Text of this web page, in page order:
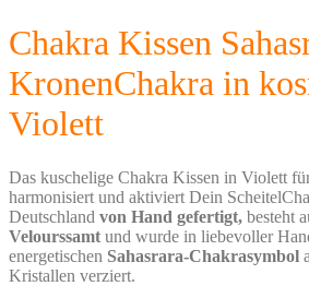
Chakra Kissen
KronenChakra in
Violett
Das kuschelige Chakra Kissen in Violett
harmonisiert und aktiviert Dein
Deutschland von Hand gefertigt, besteht
Velourssamt und wurde in liebevoller
energetischen Sahasrara-Chakrasymbol
Kristallen verziert.